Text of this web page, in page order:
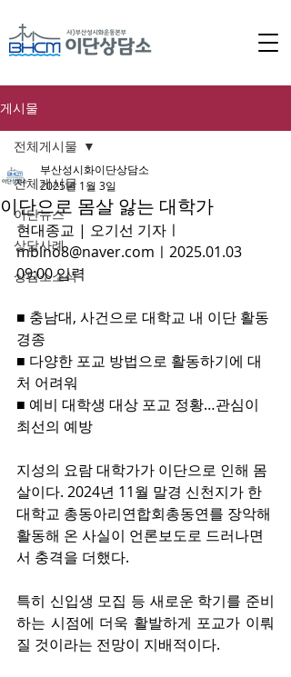
게시물
전체게시물
이단뉴스
상담사례
상담소소식
전체게시물
이단으로 몸살 앓는 대학가
부산성시화이단상담소
2025년 1월 3일
현대종교 | 오기선 기자ㅣ
mblno8@naver.com ㅣ 2025.01.03
09:00 입력
■ 충남대, 사건으로 대학교 내 이단 활동
경종
■ 다양한 포교 방법으로 활동하기에 대
처 어려워
■ 예비 대학생 대상 포교 정황…관심이
최선의 예방​
지성의 요람 대학가가 이단으로 인해 몸
살이다. 2024년 11월 말경 신천지가 한
대학교 총동아리연합회총동연를 장악해
활동해 온 사실이 언론보도로 드러나면
서 충격을 더했다.
특히 신입생 모집 등 새로운 학기를 준비
하는 시점에 더욱 활발하게 포교가 이뤄
질 것이라는 전망이 지배적이다.